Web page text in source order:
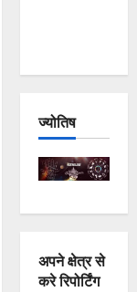
ज्योतिष
अपने क्षेत्र से
करे रिपोर्टिंग